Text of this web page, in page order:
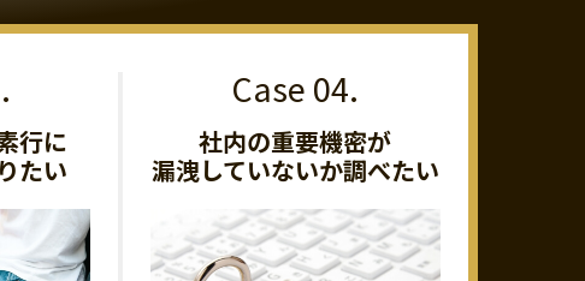
行に
たい
社内の重要機密が
漏洩していないか調べたい